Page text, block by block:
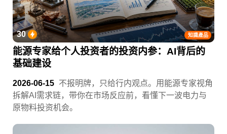
知識產品
30
能源专家给个人投资者的投资内参：AI背后的
基础建设
2026-06-15 不报明牌，只给行内观点。用能源专家视角
拆解AI需求链，带你在市场反应前，看懂下一波电力与
原物料投资机会。